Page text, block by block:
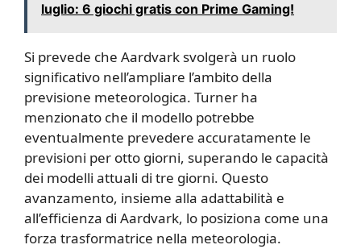
luglio: 6 giochi gratis con Prime Gaming!
Si prevede che Aardvark svolgerà un ruolo
significativo nell’ampliare l’ambito della
previsione meteorologica. Turner ha
menzionato che il modello potrebbe
eventualmente prevedere accuratamente le
previsioni per otto giorni, superando le capacità
dei modelli attuali di tre giorni. Questo
avanzamento, insieme alla adattabilità e
all’efficienza di Aardvark, lo posiziona come una
forza trasformatrice nella meteorologia.